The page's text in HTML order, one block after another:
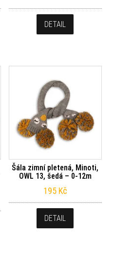
DETAIL
Šála zimní pletená, Minoti,
OWL 13, šedá – 0-12m
195 Kč
DETAIL